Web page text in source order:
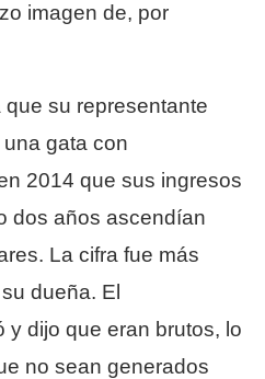
imagen de, por
su representante
gata con
2014 que sus ingresos
dos años ascendían
La cifra fue más
dueña. El
y dijo que eran brutos, lo
no sean generados